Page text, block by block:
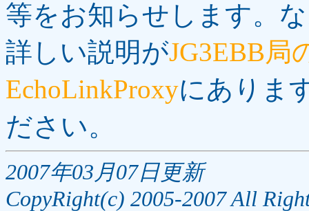
等をお知らせします。
詳しい説明がJG3EBB局
EchoLinkProxyにありま
ださい。
2007年03月07日更新
CopyRight(c) 2005-2007 All